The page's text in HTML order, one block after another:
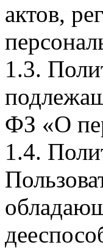
актов,
1.3.
ФЗ «О
1.4.